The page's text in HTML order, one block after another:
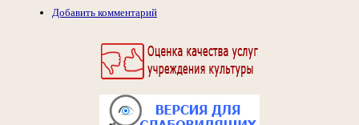
Добавить комментарий